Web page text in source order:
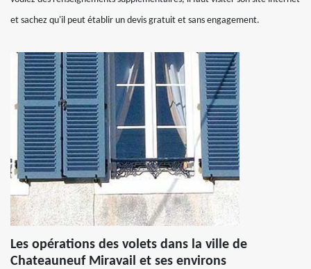
et sachez qu'il peut établir un devis gratuit et sans engagement.
Les opérations des volets dans la ville de
Chateauneuf Miravail et ses environs